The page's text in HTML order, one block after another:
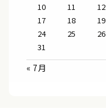
10
11 12
17
18 19
24
25 26
31
« 7月